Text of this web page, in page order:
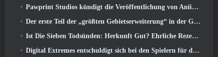
Pawprint Studios kündigt die Veröffentlichung von Aniimo für PlayStation an 5 Und der Epic Games Store bei Markteinführungen
Der erste Teil der „größten Gebietserweiterung“ in der Geschichte von RuneScape startet heute
Ist Die Sieben Todsünden: Herkunft Gut? Ehrliche Rezension
Digital Extremes entschuldigt sich bei den Spielern für den durch „schändliche Einladungen“ in Warframe verursachten Stress